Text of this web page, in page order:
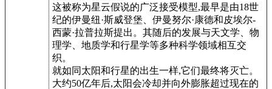
这被称为星云假说的广泛接受模型,最早是由18世
纪的伊曼纽·斯威登堡、伊曼努尔·康德和皮埃尔-
西蒙·拉普拉斯提出。其随后的发展与天文学、物
理学、地质学和行星学等多种科学领域相互交
织。
就如同太阳和行星的出生一样,它们最终将灭亡。
大约50亿年后,太阳会冷却并向外膨胀超过现在的